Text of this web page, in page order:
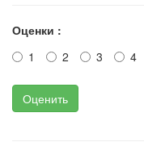
Оценки :
1
2 3 4
Оценить